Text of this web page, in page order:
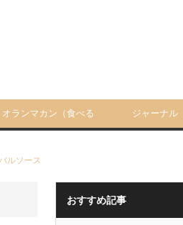
オランマカン（食べる ジャーナル
ルソース
おすすめ記事